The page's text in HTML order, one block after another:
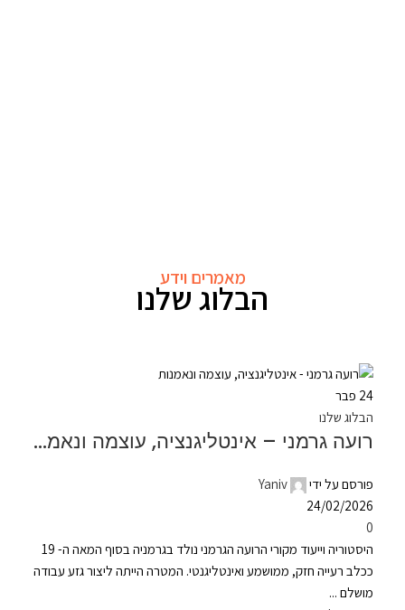
מאמרים וידע
הבלוג שלנו
24 פבר
הבלוג שלנו
רועה גרמני – אינטליגנציה, עוצמה ונאמנות
פורסם על ידי
Yaniv
24/02/2026
0
היסטוריה וייעוד מקורי הרועה הגרמני נולד בגרמניה בסוף המאה ה- 19
ככלב רעייה חזק, ממושמע ואינטליגנטי. המטרה הייתה ליצור גזע עבודה
מושלם ...